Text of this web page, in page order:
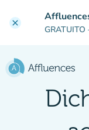
clear
GRATUITO